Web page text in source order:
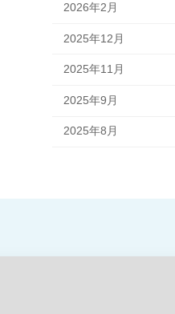
2026年2月
2025年12月
2025年11月
2025年9月
2025年8月